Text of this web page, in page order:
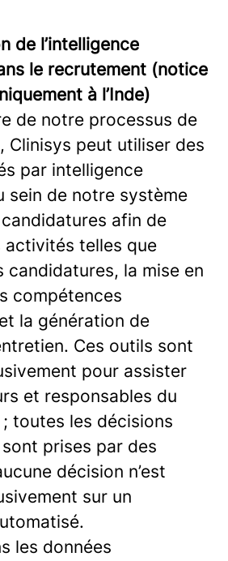
de l’intelligence
le recrutement (notice
à l’Inde)
de notre processus de
Clinisys peut utiliser des
par intelligence
sein de notre système
afin de
activités telles que
candidatures, la mise en
compétences
la génération de
Ces outils sont
pour assister
et responsables du
toutes les décisions
sont prises par des
décision n’est
sur un
les données